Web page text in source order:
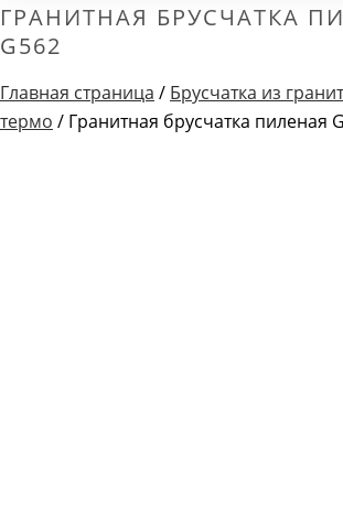
ГРАНИТНАЯ БРУСЧАТКА
G562
Главная страница / Брусчатка из
термо / Гранитная брусчатка пиленая